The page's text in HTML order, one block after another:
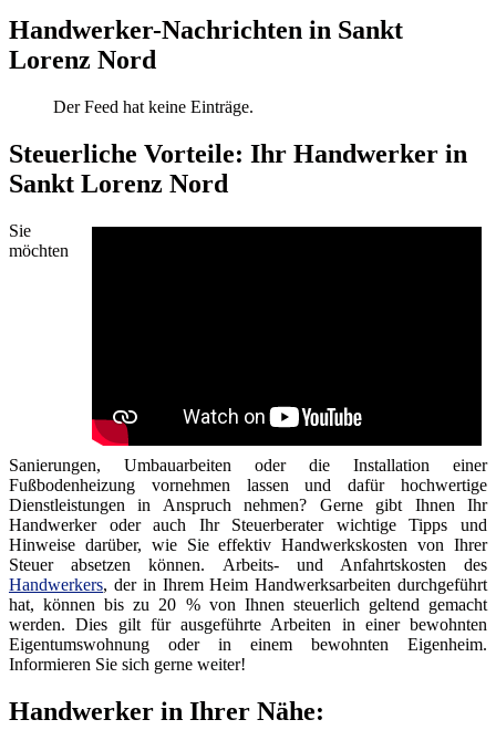
Handwerker-Nachrichten in Sankt
Lorenz Nord
Der Feed hat keine Einträge.
Steuerliche Vorteile: Ihr Handwerker in
Sankt Lorenz Nord
Sie
möchten
Sanierungen, Umbauarbeiten oder die Installation einer
Fußbodenheizung vornehmen lassen und dafür hochwertige
Dienstleistungen in Anspruch nehmen? Gerne gibt Ihnen Ihr
Handwerker oder auch Ihr Steuerberater wichtige Tipps und
Hinweise darüber, wie Sie effektiv Handwerkskosten von Ihrer
Steuer absetzen können. Arbeits- und Anfahrtskosten des
Handwerkers, der in Ihrem Heim Handwerksarbeiten durchgeführt
hat, können bis zu 20 % von Ihnen steuerlich geltend gemacht
werden. Dies gilt für ausgeführte Arbeiten in einer bewohnten
Eigentumswohnung oder in einem bewohnten Eigenheim.
Informieren Sie sich gerne weiter!
Handwerker in Ihrer Nähe: